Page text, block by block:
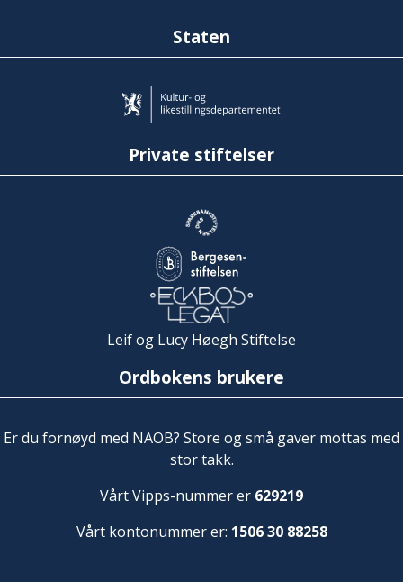
Staten
Private stiftelser
Leif og Lucy Høegh Stiftelse
Ordbokens brukere
Er du fornøyd med NAOB? Store og små gaver mottas med
stor takk.
Vårt Vipps-nummer er 629219
Vårt kontonummer er: 1506 30 88258